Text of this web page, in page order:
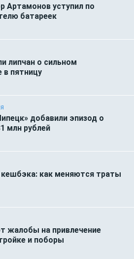
Артамонов уступил по
батареек
липчан о сильном
в пятницу
добавили эпизод о
млн рублей
как меняются траты
жалобы на привлечение
и поборы